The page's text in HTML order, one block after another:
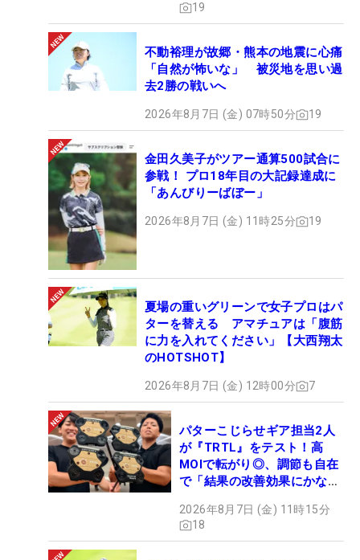
19
不動裕理が故郷・熊本の地震に心痛
「自然が怖いな」 被災地を思い過
去2勝の戦いへ
2026年8月7日 (金) 07時50分 19
金田久美子がツアー通算500試合に
参戦！ プロ18年目の大記録達成に
「あんびりーばぼー」
2026年8月7日 (金) 11時25分 19
夏場の重いグリーンで女子プロはパ
ターを替える アマチュアは「腹筋
に力を入れてください」【大西翔太
のHOTSHOT】
2026年8月7日 (金) 12時00分 7
パターこじらせギア担当2人
が『TRTL』をテスト！高
MOIで転がり◎、調節も自在
で「結果の改善効果にかなり
2026年8月7日 (金) 11時15分
18